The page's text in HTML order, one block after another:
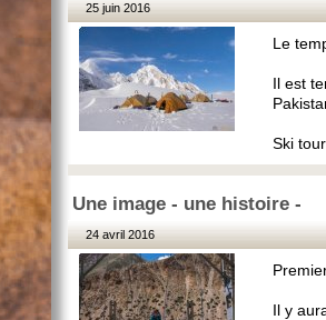
25 juin 2016
Le
Il est
Ski
Une image - une histoire -
24 avril 2016
Il y